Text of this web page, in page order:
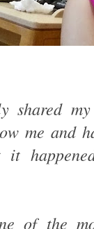
shared
me and
it
of the